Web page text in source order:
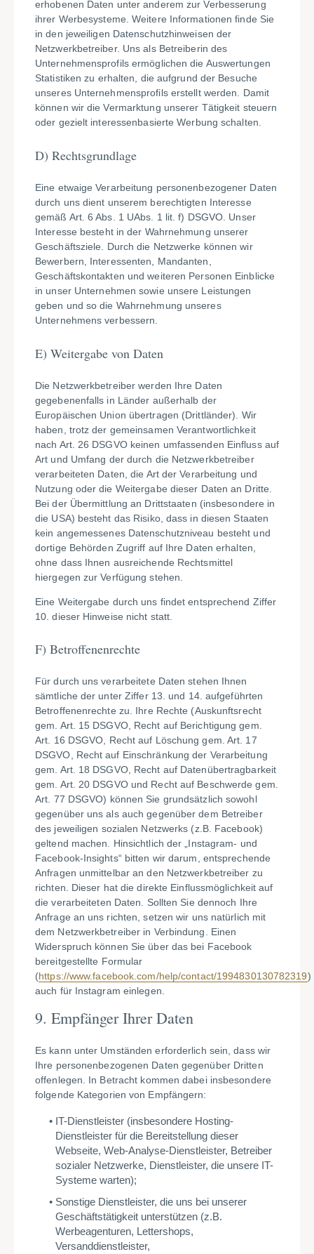
erhobenen Daten unter anderem zur Verbesserung
ihrer Werbesysteme. Weitere Informationen finde Sie
in den jeweiligen Datenschutzhinweisen der
Netzwerkbetreiber. Uns als Betreiberin des
Unternehmensprofils ermöglichen die Auswertungen
Statistiken zu erhalten, die aufgrund der Besuche
unseres Unternehmensprofils erstellt werden. Damit
können wir die Vermarktung unserer Tätigkeit steuern
oder gezielt interessenbasierte Werbung schalten.
D) Rechtsgrundlage
Eine etwaige Verarbeitung personenbezogener Daten
durch uns dient unserem berechtigten Interesse
gemäß Art. 6 Abs. 1 UAbs. 1 lit. f) DSGVO. Unser
Interesse besteht in der Wahrnehmung unserer
Geschäftsziele. Durch die Netzwerke können wir
Bewerbern, Interessenten, Mandanten,
Geschäftskontakten und weiteren Personen Einblicke
in unser Unternehmen sowie unsere Leistungen
geben und so die Wahrnehmung unseres
Unternehmens verbessern.
E) Weitergabe von Daten
Die Netzwerkbetreiber werden Ihre Daten
gegebenenfalls in Länder außerhalb der
Europäischen Union übertragen (Drittländer). Wir
haben, trotz der gemeinsamen Verantwortlichkeit
nach Art. 26 DSGVO keinen umfassenden Einfluss auf
Art und Umfang der durch die Netzwerkbetreiber
verarbeiteten Daten, die Art der Verarbeitung und
Nutzung oder die Weitergabe dieser Daten an Dritte.
Bei der Übermittlung an Drittstaaten (insbesondere in
die USA) besteht das Risiko, dass in diesen Staaten
kein angemessenes Datenschutzniveau besteht und
dortige Behörden Zugriff auf Ihre Daten erhalten,
ohne dass Ihnen ausreichende Rechtsmittel
hiergegen zur Verfügung stehen.
Eine Weitergabe durch uns findet entsprechend Ziffer
10. dieser Hinweise nicht statt.
F) Betroffenenrechte
Für durch uns verarbeitete Daten stehen Ihnen
sämtliche der unter Ziffer 13. und 14. aufgeführten
Betroffenenrechte zu. Ihre Rechte (Auskunftsrecht
gem. Art. 15 DSGVO, Recht auf Berichtigung gem.
Art. 16 DSGVO, Recht auf Löschung gem. Art. 17
DSGVO, Recht auf Einschränkung der Verarbeitung
gem. Art. 18 DSGVO, Recht auf Datenübertragbarkeit
gem. Art. 20 DSGVO und Recht auf Beschwerde gem.
Art. 77 DSGVO) können Sie grundsätzlich sowohl
gegenüber uns als auch gegenüber dem Betreiber
des jeweiligen sozialen Netzwerks (z.B. Facebook)
geltend machen. Hinsichtlich der „Instagram- und
Facebook-Insights“ bitten wir darum, entsprechende
Anfragen unmittelbar an den Netzwerkbetreiber zu
richten. Dieser hat die direkte Einflussmöglichkeit auf
die verarbeiteten Daten. Sollten Sie dennoch Ihre
Anfrage an uns richten, setzen wir uns natürlich mit
dem Netzwerkbetreiber in Verbindung. Einen
Widerspruch können Sie über das bei Facebook
bereitgestellte Formular
(https://www.facebook.com/help/contact/1994830130782319)
auch für Instagram einlegen.
9. Empfänger Ihrer Daten
Es kann unter Umständen erforderlich sein, dass wir
Ihre personenbezogenen Daten gegenüber Dritten
offenlegen. In Betracht kommen dabei insbesondere
folgende Kategorien von Empfängern:
IT-Dienstleister (insbesondere Hosting-
Dienstleister für die Bereitstellung dieser
Webseite, Web-Analyse-Dienstleister, Betreiber
sozialer Netzwerke, Dienstleister, die unsere IT-
Systeme warten);
Sonstige Dienstleister, die uns bei unserer
Geschäftstätigkeit unterstützen (z.B.
Werbeagenturen, Lettershops,
Versanddienstleister,